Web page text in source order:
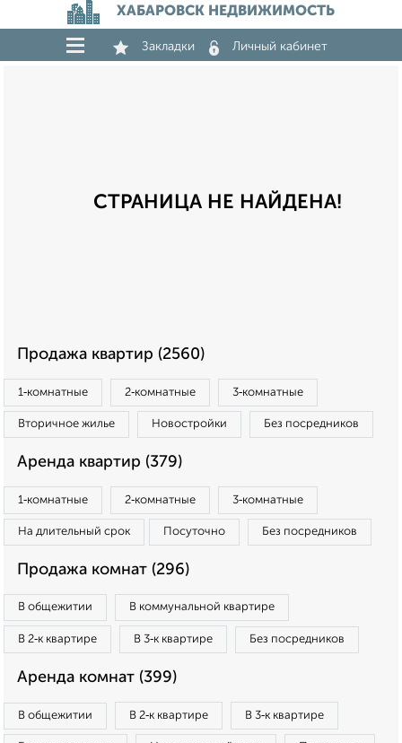
ХАБАРОВСК НЕДВИЖИМОСТЬ
Закладки Личный кабинет
СТРАНИЦА НЕ НАЙДЕНА!
Продажа квартир (2560)
1‑комнатные 2‑комнатные 3‑комнатные
Вторичное жилье Новостройки Без посредников
Аренда квартир (379)
1‑комнатные 2‑комнатные 3‑комнатные
На длительный срок Посуточно Без посредников
Продажа комнат (296)
В общежитии В коммунальной квартире
В 2‑к квартире В 3‑к квартире Без посредников
Аренда комнат (399)
В общежитии В 2‑к квартире В 3‑к квартире